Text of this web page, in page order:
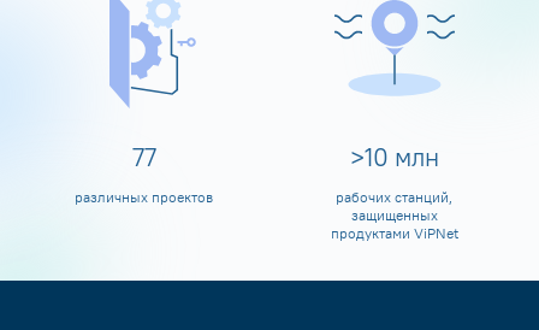
80
различных проектов
>10 млн
рабочих станций,
защищенных
продуктами ViPNet